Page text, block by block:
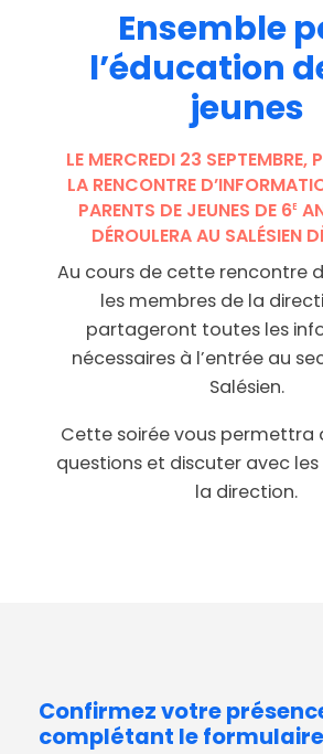
Ensemble
l’éducation
jeunes
LE MERCREDI 23 SEPTEMBRE,
LA RENCONTRE
PARENTS DE JEUNES DE 6E
DÉROULERA AU SALÉSIEN
Au cours de cette rencontre
les membres de la
partageront toutes les
nécessaires à l’entrée au
Salésien.
Cette soirée vous permettra
questions et discuter avec
la direction.
Confirmez votre
complétant le